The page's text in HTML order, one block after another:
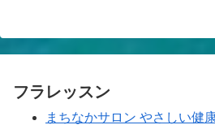
フラレッスン
まちなかサロン やさしい健